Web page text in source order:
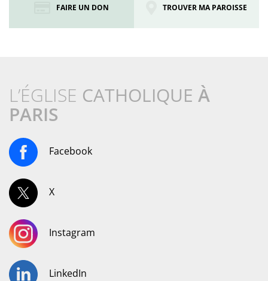
FAIRE UN DON TROUVER MA PAROISSE
L’ÉGLISE CATHOLIQUE À
PARIS
Facebook
X
Instagram
LinkedIn